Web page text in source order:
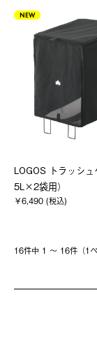
NEW
LOGOS トラッシ
5L×2袋用）
￥6,490 (税込)
16件中 1 〜 16件（1ペ